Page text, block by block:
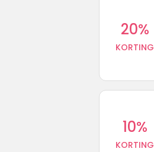
20%
KORTING
10%
KORTING